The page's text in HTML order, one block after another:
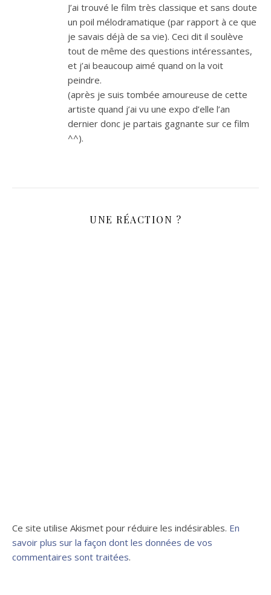
J’ai trouvé le film très classique et sans doute
un poil mélodramatique (par rapport à ce que
je savais déjà de sa vie). Ceci dit il soulève
tout de même des questions intéressantes,
et j’ai beaucoup aimé quand on la voit
peindre.
(après je suis tombée amoureuse de cette
artiste quand j’ai vu une expo d’elle l’an
dernier donc je partais gagnante sur ce film
^^).
UNE RÉACTION ?
Ce site utilise Akismet pour réduire les indésirables. En
savoir plus sur la façon dont les données de vos
commentaires sont traitées.